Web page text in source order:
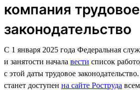
компания трудовое
законодательство
С 1 января 2025 года Федеральная
и занятости начала вести список
с этой даты трудовое
станет доступен на сайте Роструда